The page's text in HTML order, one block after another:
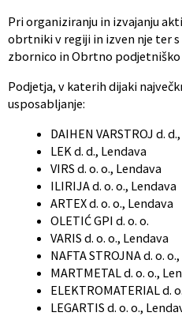
Pri organiziranju in izvajanju
obrtniki v regiji in izven nje ter
zbornico in Obrtno podjetniško
Podjetja, v katerih dijaki
usposabljanje:
DAIHEN VARSTROJ d.
LEK d. d., Lendava
VIRS d. o. o., Lendava
ILIRIJA d. o. o., Lendava
ARTEX d. o. o., Lendava
OLETIĆ GPI d. o. o.
VARIS d. o. o., Lendava
NAFTA STROJNA d. o.
MARTMETAL d. o. o.,
ELEKTROMATERIAL d.
LEGARTIS d. o. o.,